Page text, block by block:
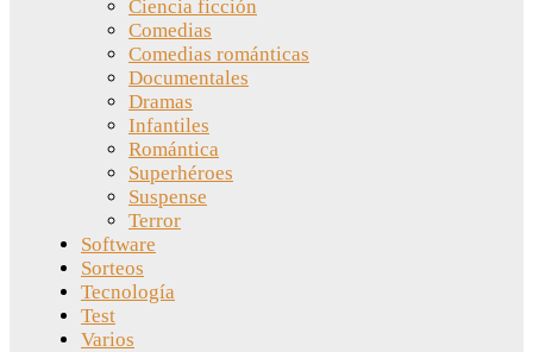
Ciencia ficción
Comedias
Comedias románticas
Documentales
Dramas
Infantiles
Romántica
Superhéroes
Suspense
Terror
Software
Sorteos
Tecnología
Test
Varios